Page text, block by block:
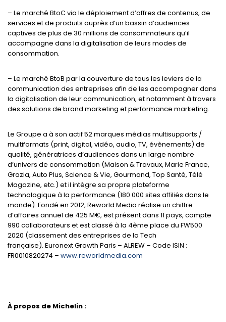
– Le marché BtoC via le déploiement d’offres de contenus, de
services et de produits auprès d’un bassin d’audiences
captives de plus de 30 millions de consommateurs qu’il
accompagne dans la digitalisation de leurs modes de
consommation.
– Le marché BtoB par la couverture de tous les leviers de la
communication des entreprises afin de les accompagner dans
la digitalisation de leur communication, et notamment à travers
des solutions de brand marketing et performance marketing.
Le Groupe a à son actif 52 marques médias multisupports /
multiformats (print, digital, vidéo, audio, TV, évènements) de
qualité, génératrices d’audiences dans un large nombre
d’univers de consommation (Maison & Travaux, Marie France,
Grazia, Auto Plus, Science & Vie, Gourmand, Top Santé, Télé
Magazine, etc.) et il intègre sa propre plateforme
technologique à la performance (180 000 sites affiliés dans le
monde). Fondé en 2012, Reworld Media réalise un chiffre
d’affaires annuel de 425 M€, est présent dans 11 pays, compte
990 collaborateurs et est classé à la 4ème place du FW500
2020 (classement des entreprises de la Tech
française). Euronext Growth Paris – ALREW – Code ISIN :
FR0010820274 – www.reworldmedia.com
À propos de Michelin :